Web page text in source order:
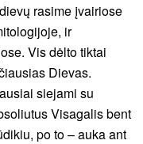
rasime įvairiose
ir
Vis dėlto tiktai
Dievas.
siejami su
Visagalis bent
po to – auka ant